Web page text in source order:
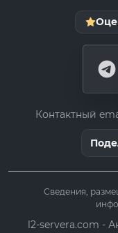
Контактный
Сведения,
l2-servera.com -